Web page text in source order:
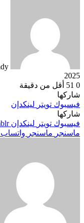
2025
0
أقل من دقيقة
شاركها
فيسبوك تويتر لينكدإن
شاركها
فيسبوك تويتر لينكدإن
ماسنجر ماسنجر واتساب